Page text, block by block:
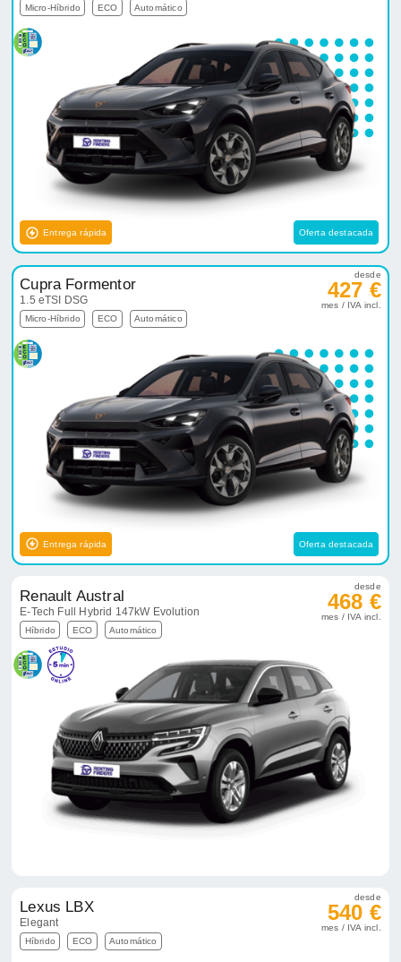
Micro-Híbrido ECO Automático
Entrega rápida Oferta destacada
Cupra Formentor
1.5 eTSI DSG
Micro-Híbrido ECO Automático
desde
427 €
mes / IVA incl.
Entrega rápida Oferta destacada
Renault Austral
E-Tech Full Hybrid 147kW Evolution
Híbrido ECO Automático
desde
468 €
mes / IVA incl.
Lexus LBX
Elegant
Híbrido ECO Automático
desde
540 €
mes / IVA incl.